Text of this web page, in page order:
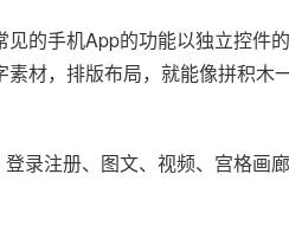
的手机App的功能以独立控件
材，排版布局，就能像拼积木
录注册、图文、视频、宫格画